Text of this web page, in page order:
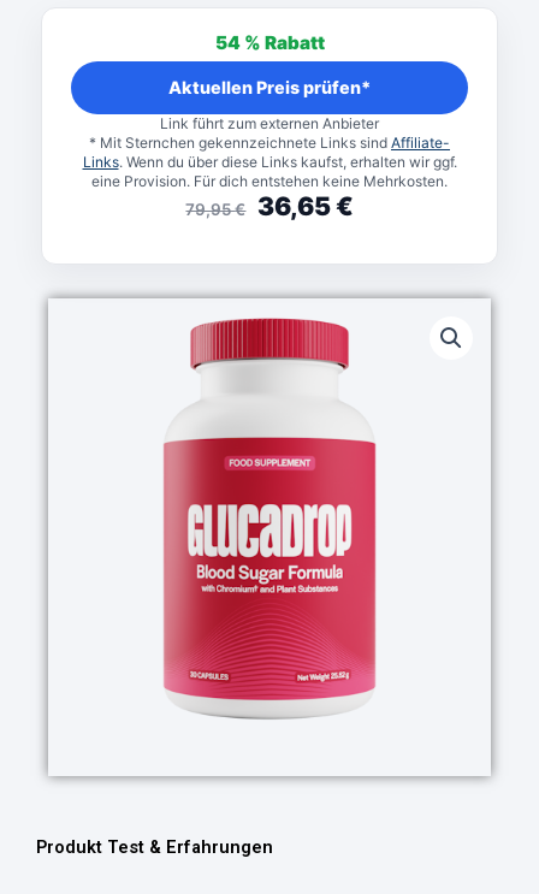
54 % Rabatt
79,95€
war:
79,95 €
36,65€
36,65 €.
Aktuellen Preis prüfen*
Link führt zum externen Anbieter
* Mit Sternchen gekennzeichnete Links sind Affiliate-
Links. Wenn du über diese Links kaufst, erhalten wir ggf.
eine Provision. Für dich entstehen keine Mehrkosten.
Produkt Test & Erfahrungen